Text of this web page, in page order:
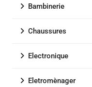
Bambinerie
Chaussures
Electronique
Eletromènager